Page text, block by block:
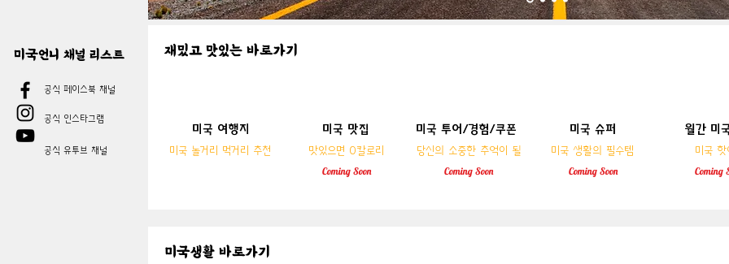
미국언니 채널 리스트
공식 페이스북 채널
공식 인스타그램
공식 유투브 채널
​재밌고 맛있는 바로가기
미국 여행지
​미국 놀거리 먹거리 추천 미국 맛집
맛있으면 0칼로리
Coming Soon
미국 투어/경험/쿠폰
​당신의 소중한 추억이 될
Coming Soon
미국 슈퍼
미국 생활의 필수템
Coming Soon
월간 미
미국 핫
Coming
​재밌고 맛있는 바로가기
미국 여행지
​미국 놀거리 먹거리 추천
미국 맛집 미국 투어/경험/쿠폰
맛있으면 0칼로리 ​당신의 소중한 추억이 될
Coming Soon Coming Soon
미국 슈퍼
미국 생활의 필수템
Coming Soon
월간 미
미국 핫
Coming
미국생활 바로가기